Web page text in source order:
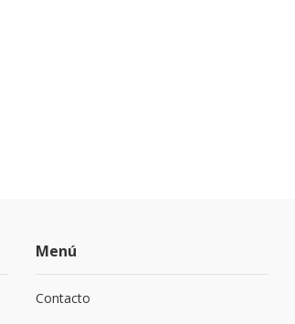
Menú
Contacto